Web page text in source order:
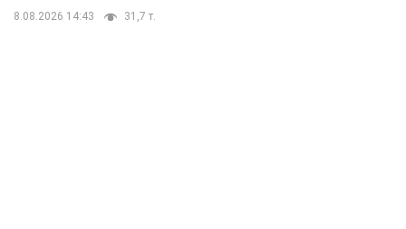
8.08.2026 14:43 31,7 т.